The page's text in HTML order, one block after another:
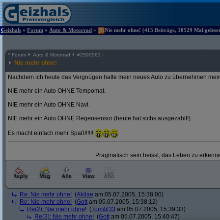
Geizhals » Forum » Auto & Motorrad » Nie mehr ohne! (415 Beiträge, 10529 Mal
^ Forum Auto & Motorrad #2590563
Nie mehr ohne!
Nachdem ich heute das Vergnügen hatte mein neues Auto zu übernehmen
NIE mehr ein Auto OHNE Tempomat.
NIE mehr ein Auto OHNE Navi.
NIE mehr ein Auto OHNE Regensensor (heute hat sichs ausgezahlt!).
Es macht einfach mehr Spaß!!!!!!
Pragmatisch sein heisst, das Leben zu
Re: Nie mehr ohne! (Akilae am 05.07.2005, 15:38:00)
Re: Nie mehr ohne! (Gott am 05.07.2005, 15:38:12)
Re(2): Nie mehr ohne! (Tom@33 am 05.07.2005, 15:39:33)
Re(3): Nie mehr ohne! (Gott am 05.07.2005, 15:40:47)